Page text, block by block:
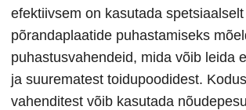
efektiivsem on kasutada spetsiaalselt
põrandaplaatide puhastamiseks
puhastusvahendeid, mida võib leida
ja suurematest toidupoodidest.
vahenditest võib kasutada